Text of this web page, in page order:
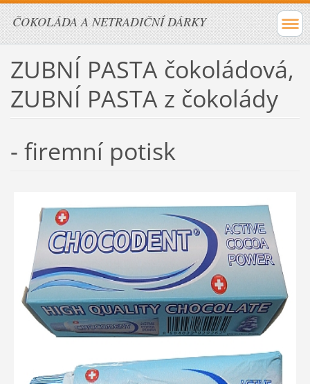
ČOKOLÁDA A NETRADIČNÍ DÁRKY
ZUBNÍ PASTA čokoládová,
ZUBNÍ PASTA z čokolády
- firemní potisk